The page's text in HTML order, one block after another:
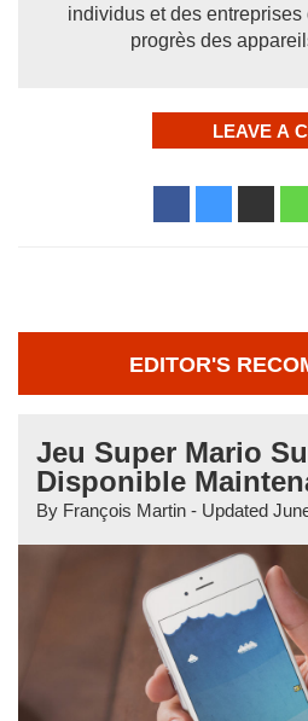
individus et des
progrès des
LEAVE A
EDITOR'S
Jeu Super Mario
Disponible
By François Martin - Updated